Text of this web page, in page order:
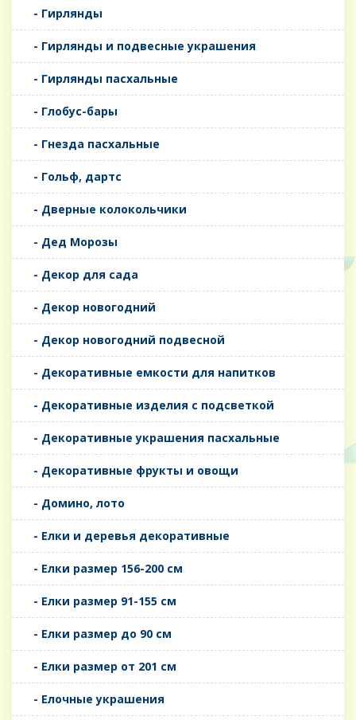
- Гирлянды
- Гирлянды и подвесные украшения
- Гирлянды пасхальные
- Глобус-бары
- Гнезда пасхальные
- Гольф, дартс
- Дверные колокольчики
- Дед Морозы
- Декор для сада
- Декор новогодний
- Декор новогодний подвесной
- Декоративные емкости для напитков
- Декоративные изделия с подсветкой
- Декоративные украшения пасхальные
- Декоративные фрукты и овощи
- Домино, лото
- Елки и деревья декоративные
- Елки размер 156-200 см
- Елки размер 91-155 см
- Елки размер до 90 см
- Елки размер от 201 см
- Елочные украшения